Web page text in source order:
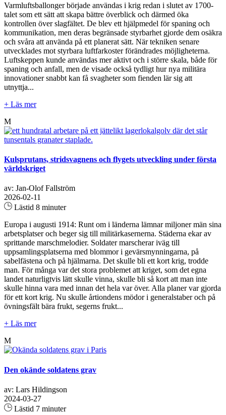
Varmluftsballonger började användas i krig redan i slutet av 1700-
talet som ett sätt att skapa bättre överblick och därmed öka
kontrollen över slagfältet. De blev ett hjälpmedel för spaning och
kommunikation, men deras begränsade styrbarhet gjorde dem osäkra
och svåra att använda på ett planerat sätt. När tekniken senare
utvecklades mot styrbara luftfarkoster förändrades möjligheterna.
Luftskeppen kunde användas mer aktivt och i större skala, både för
spaning och anfall, men de visade också tydligt hur nya militära
innovationer snabbt kan få svagheter som fienden lär sig att
utnyttja...
+ Läs mer
M
Kulsprutans, stridsvagnens och flygets utveckling under första
världskriget
av: Jan-Olof Fallström
2026-02-11
Lästid 8 minuter
Europa i augusti 1914: Runt om i länderna lämnar miljoner män sina
arbetsplatser och beger sig till militärkasernerna. Städerna ekar av
sprittande marschmelodier. Soldater marscherar iväg till
uppsamlingsplatserna med blommor i gevärsmynningarna, på
sabelfästena och på hjälmarna. Det skulle bli ett kort krig, trodde
man. För många var det stora problemet att kriget, som det egna
landet naturligtvis lätt skulle vinna, skulle bli så kort att man inte
skulle hinna vara med innan det hela var över. Alla planer var gjorda
för ett kort krig. Nu skulle årtiondens mödor i generalstaber och på
övningsfält bära frukt, segerns frukt...
+ Läs mer
M
Den okände soldatens grav
av: Lars Hildingson
2024-03-27
Lästid 7 minuter